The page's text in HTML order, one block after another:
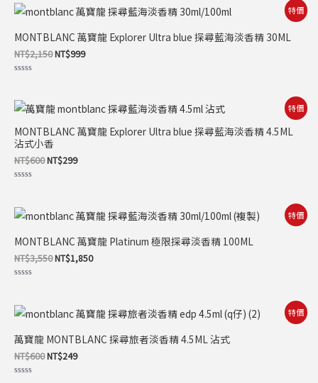
滿
分
特價
MONTBLANC 萬寶龍 Explorer Ultra blue 探尋藍海淡香精 30ML
NT$2,150
原
始
價
格：
NT$2,150。
NT$999
目
前
價
格：
NT$999。
滿
分
特價
MONTBLANC 萬寶龍 Explorer Ultra blue 探尋藍海淡香精 4.5ML
沾式小香
NT$600
原
始
價
格：
NT$600。
NT$299
目
前
價
格：
滿
分
特價
MONTBLANC 萬寶龍 Platinum 極限探尋淡香精 100ML
NT$3,550
原
始
價
格：
NT$3,550。
NT$1,850
目
前
價
格：
NT$1,850。
滿
分
特價
萬寶龍 MONTBLANC 探尋旅者淡香精 4.5ML 沾式
NT$600
原
始
價
格：
NT$600。
NT$249
目
前
價
格：
NT$249。